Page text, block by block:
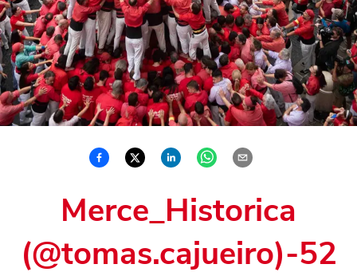
Merce_Historica
(@tomas.cajueiro)-52